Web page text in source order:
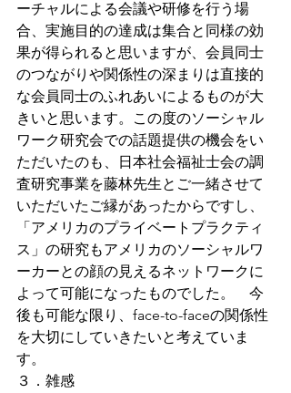
ーチャルによる会議や研修を行う場
合、実施目的の達成は集合と同様の効
果が得られると思いますが、会員同士
のつながりや関係性の深まりは直接的
な会員同士のふれあいによるものが大
きいと思います。この度のソーシャル
ワーク研究会での話題提供の機会をい
ただいたのも、日本社会福祉士会の調
査研究事業を藤林先生とご一緒させて
いただいたご縁があったからですし、
「アメリカのプライベートプラクティ
ス」の研究もアメリカのソーシャルワ
ーカーとの顔の見えるネットワークに
よって可能になったものでした。　今
後も可能な限り、face-to-faceの関係性
を大切にしていきたいと考えていま
す。
３．雑感